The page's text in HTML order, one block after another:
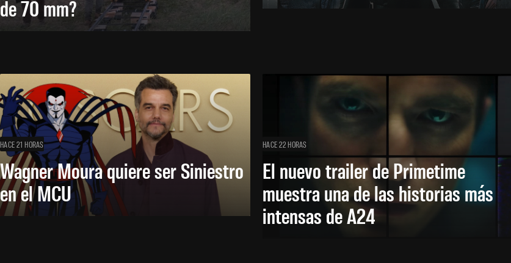
de 70 mm?
HACE 21 HORAS
Wagner Moura quiere ser Siniestro
en el MCU
HACE 22 HORAS
El nuevo trailer de Primetime
muestra una de las historias más
intensas de A24